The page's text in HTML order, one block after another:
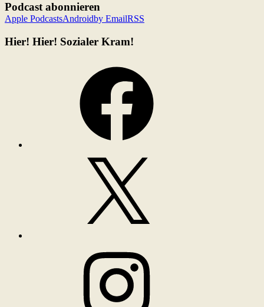
Podcast abonnieren
Apple PodcastsAndroidby EmailRSS
Hier! Hier! Sozialer Kram!